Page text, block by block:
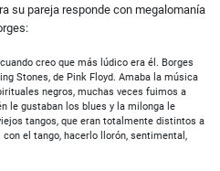
su pareja responde con megalomanía
creo que más lúdico era él. Borges
Stones, de Pink Floyd. Amaba la música
negros, muchas veces fuimos a
le gustaban los blues y la milonga le
tangos, que eran totalmente distintos a
con el tango, hacerlo llorón, sentimental,